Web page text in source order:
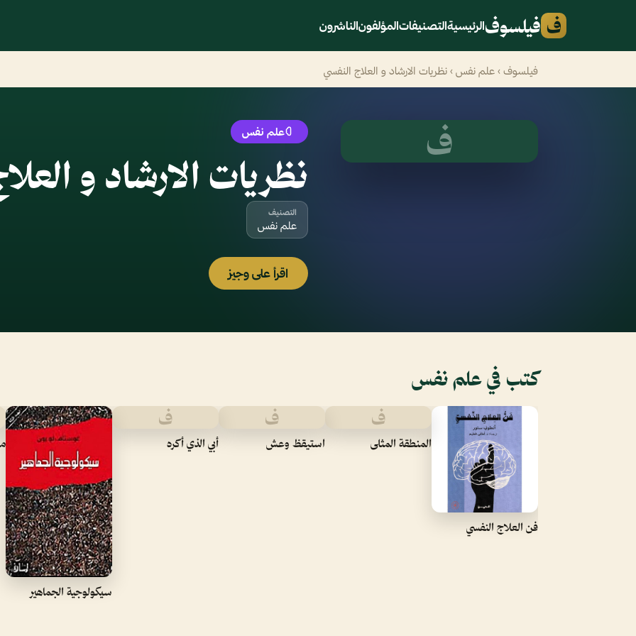
ف فيلسوفالرئيسيةالتصنيفاتالمؤلفونالناشرون
فيلسوف › علم نفس › نظريات الارشاد و العلاج النفسي
ف علم نفس
نظريات الارشاد و
التصنيف
علم نفس
اقرأ على وجيز
كتب في علم نفس
فن العلاج النفسي
ف
المنطقة المثلى
ف
استيقظ وعش
ف
أبي الذي أكره
سيكولوجية الجماهير